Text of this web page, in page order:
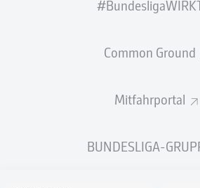
Common Ground
Mitfahrportal
BUNDESLIGA-
der Rückrunde 2024/25 auf
dauerhaft in der 2. Bundesliga fort.